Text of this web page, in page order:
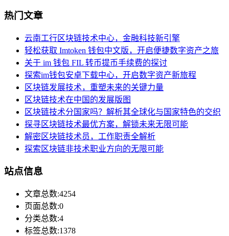
热门文章
云南工行区块链技术中心，金融科技新引擎
轻松获取 Imtoken 钱包中文版，开启便捷数字资产之旅
关于 im 钱包 FIL 转币提币手续费的探讨
探索im钱包安卓下载中心，开启数字资产新旅程
区块链发展技术，重塑未来的关键力量
区块链技术在中国的发展版图
区块链技术分国家吗？解析其全球化与国家特色的交织
探寻区块链技术最优方案，解锁未来无限可能
解密区块链技术员，工作职责全解析
探索区块链非技术职业方向的无限可能
站点信息
文章总数:4254
页面总数:0
分类总数:4
标签总数:1378